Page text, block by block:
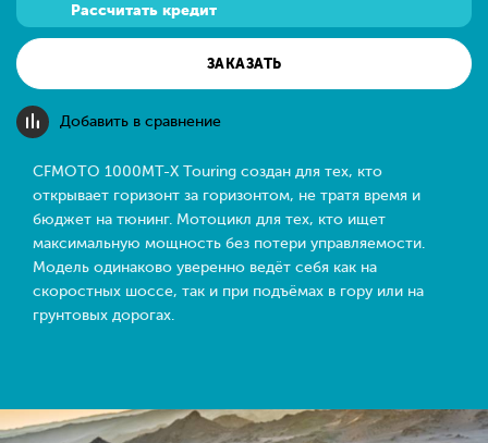
Рассчитать кредит
ЗАКАЗАТЬ
Добавить в сравнение
CFMOTO 1000MT-X Touring создан для тех, кто
открывает горизонт за горизонтом, не тратя время и
бюджет на тюнинг. Мотоцикл для тех, кто ищет
максимальную мощность без потери управляемости.
Модель одинаково уверенно ведёт себя как на
скоростных шоссе, так и при подъёмах в гору или на
грунтовых дорогах.